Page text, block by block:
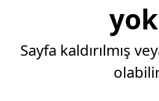
Sayfa kaldırılmış